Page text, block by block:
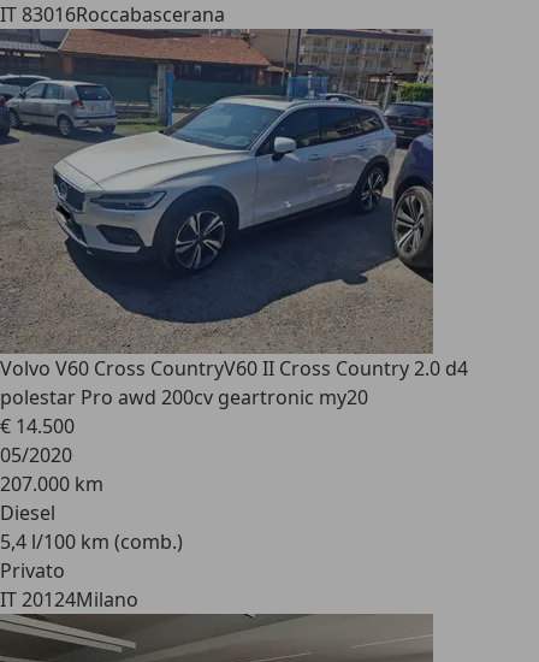
IT 83016Roccabascerana
Volvo V60 Cross CountryV60 II Cross Country 2.0 d4
polestar Pro awd 200cv geartronic my20
€ 14.500
05/2020
207.000 km
Diesel
5,4 l/100 km (comb.)
Privato
IT 20124Milano